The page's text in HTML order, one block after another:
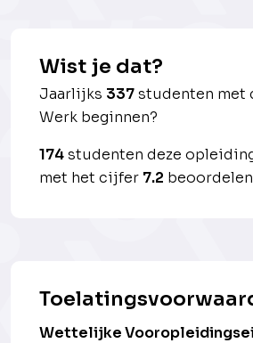
Wist je dat?
Jaarlijks 337studenten met
Werk beginnen?
174studenten deze
met het cijfer 7.2
Wettelijke